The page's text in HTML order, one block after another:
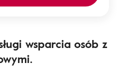
wsparcia osób z